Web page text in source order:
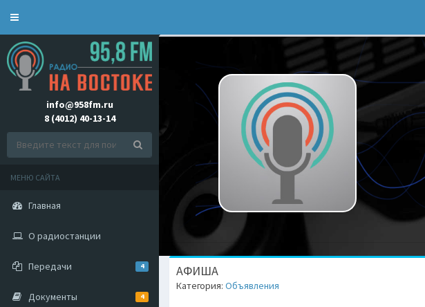
Toggle
info@958fm.ru
8 (4012) 40-13-14
МЕНЮ САЙТА
Главная
О радиостанции
Передачи 4
Документы 4
АФИША
Категория: Объявления